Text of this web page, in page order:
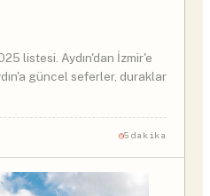
listesi. Aydın'dan İzmir'e
güncel seferler, duraklar
5dakika